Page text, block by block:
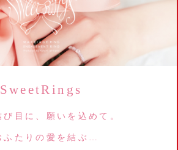
SweetRings
び目に、願いを込めて。
ふたりの愛を結ぶ…